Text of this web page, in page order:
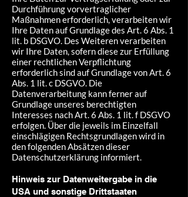
Durchführung vorvertraglicher
Maßnahmen erforderlich, verarbeiten wir
Ihre Daten auf Grundlage des Art. 6 Abs. 1
lit. b DSGVO. Des Weiteren verarbeiten
wir Ihre Daten, sofern diese zur Erfüllung
einer rechtlichen Verpflichtung
erforderlich sind auf Grundlage von Art. 6
Abs. 1 lit. c DSGVO. Die
Datenverarbeitung kann ferner auf
Grundlage unseres berechtigten
Interesses nach Art. 6 Abs. 1 lit. f DSGVO
erfolgen. Über die jeweils im Einzelfall
einschlägigen Rechtsgrundlagen wird in
den folgenden Absätzen dieser
Datenschutzerklärung informiert.
Hinweis zur Datenweitergabe in die
USA und sonstige Drittstaaten